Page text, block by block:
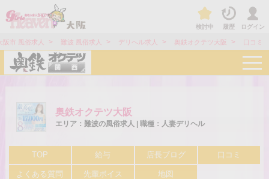
検討中 履歴 ログイン
阪市 風俗求人 > 難波 風俗求人 > デリヘル求人 > 奥鉄オクテツ大阪 > 口コミ
t
o
g
奥鉄オクテツ大阪
エリア：難波の風俗求人 | 職種：人妻デリヘル
TOP 給与 店長ブログ 口コミ
よくある質問 先輩ボイス 地図